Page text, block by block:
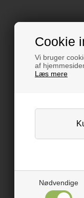
Cookie
Vi bruger
af
Læs mere
Nødvendige